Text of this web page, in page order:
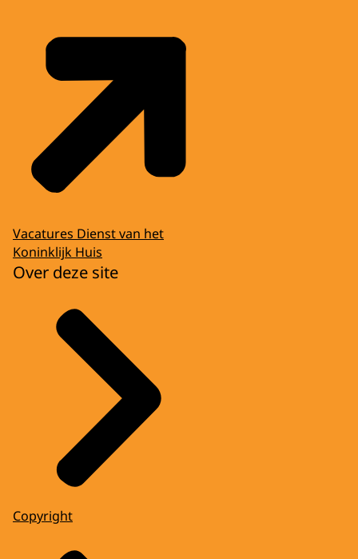
Vacatures Dienst van het
Koninklijk Huis
Over deze site
Copyright